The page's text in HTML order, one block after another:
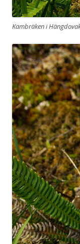
Kambräken i